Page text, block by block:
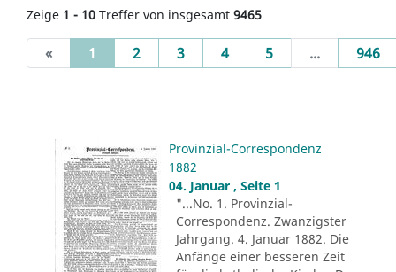
Zeige 1 - 10 Treffer von insgesamt 9465
« 1 (current)
2 3 4 5 ... 946
Provinzial-Correspondenz
1882
04. Januar , Seite 1
"...No. 1. Provinzial-
Correspondenz. Zwanzigster
Jahrgang. 4. Januar 1882. Die
Anfänge einer besseren Zeit